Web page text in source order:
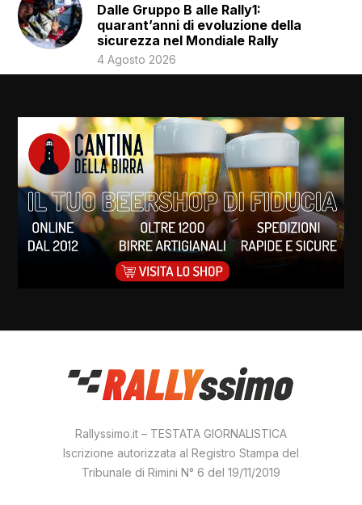
Dalle Gruppo B alle Rally1:
quarant’anni di evoluzione della
sicurezza nel Mondiale Rally
4 Agosto 2026
Rallyssimo.it – TESTATA GIORNALISTICA
Iscrizione autorizzata al Registro Stampa del
Tribunale di Rimini N° 6 del 19/11/2019